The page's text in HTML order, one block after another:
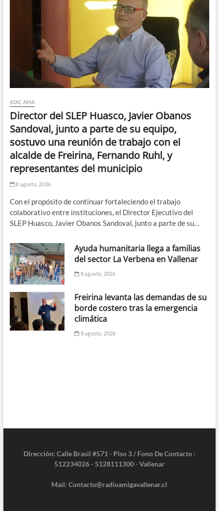
ATACAMA
Director del SLEP Huasco, Javier Obanos
Sandoval, junto a parte de su equipo,
sostuvo una reunión de trabajo con el
alcalde de Freirina, Fernando Ruhl, y
representantes del municipio
8 agosto, 2026
Con el propósito de continuar fortaleciendo el trabajo
colaborativo entre instituciones, el Director Ejecutivo del
SLEP Huasco, Javier Obanos Sandoval, junto a parte de su…
Ayuda humanitaria llega a familias
del sector La Verbena en Vallenar
8 agosto, 2026
Freirina levanta las demandas de su
borde costero tras la emergencia
climática
8 agosto, 2026
Dirección: Calle Brasil #571 - Piso 3 / Fono De Contacto :
512234026 - 5128111300 - Vallenar
Mail: Contacto@radioamigavallenar.cl